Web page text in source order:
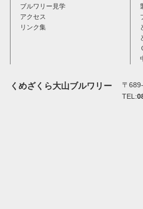
ブルワリー見学
アクセス
リンク集
くめざくら大山ブルワリー
〒
TEL: